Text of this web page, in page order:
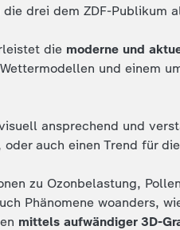
drei dem ZDF-Publikum
die moderne und
und einem
ansprechend und
auch einen Trend für
zu Ozonbelastung,
Phänomene woanders,
mittels aufwändiger 3D-